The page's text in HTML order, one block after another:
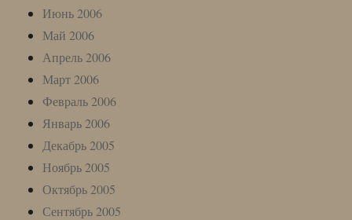
Июнь 2006
Май 2006
Апрель 2006
Март 2006
Февраль 2006
Январь 2006
Декабрь 2005
Ноябрь 2005
Октябрь 2005
Сентябрь 2005